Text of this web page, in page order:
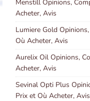
Menstill Opinions,
Acheter, Avis
Lumiere Gold
Où Acheter, Avis
Aurelix Oil Opinions,
Acheter, Avis
Sevinal Opti Plus
Prix et Où Acheter, Avis